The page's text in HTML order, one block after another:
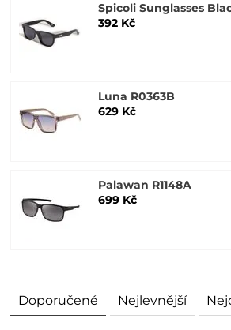
Spicoli Sunglasses
392 Kč
Luna R0363B
629 Kč
Palawan R1148A
699 Kč
Doporučené Nejlevnější